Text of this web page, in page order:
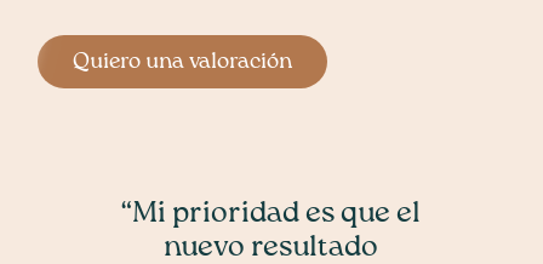
Quiero una valoración
“Mi prioridad es que el
nuevo resultado